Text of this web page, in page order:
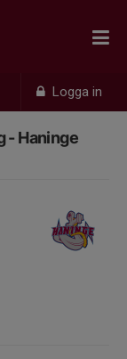
Logga in
- Haninge